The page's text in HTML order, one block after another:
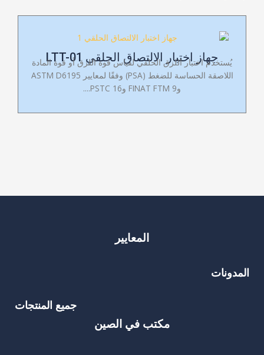
جهاز اختبار الالتصاق الحلقي LTT-01
يُستخدم اختبار اللزق الحلقي لقياس قوة اللزق أو قوة المادة
اللاصقة الحساسة للضغط (PSA) وفقًا لمعايير ASTM D6195
وFINAT FTM 9 وPSTC 16....
المعايير
المدونات
جميع المنتجات
مكتب في الصين